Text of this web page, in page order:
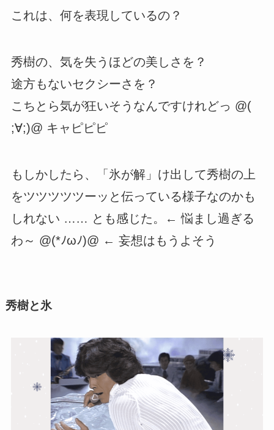
これは、何を表現しているの？
秀樹の、気を失うほどの美しさを？
途方もないセクシーさを？
こちとら気が狂いそうなんですけれどっ @(
;∀;)@ キャピピピ
もしかしたら、「氷が解」け出して秀樹の上
をツツツツツーッと伝っている様子なのかも
しれない …… とも感じた。← 悩まし過ぎる
わ～ @(*ﾉωﾉ)@ ← 妄想はもうよそう
秀樹と氷